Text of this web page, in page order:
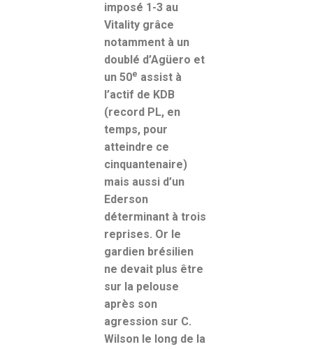
imposé 1-3 au
Vitality grâce
notamment à un
doublé d’Agüero et
un 50e assist à
l’actif de KDB
(record PL, en
temps, pour
atteindre ce
cinquantenaire)
mais aussi d’un
Ederson
déterminant à trois
reprises. Or le
gardien brésilien
ne devait plus être
sur la pelouse
après son
agression sur C.
Wilson le long de la